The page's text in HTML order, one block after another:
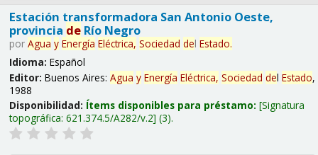
Estación transformadora San Antonio Oeste,
provincia deRío Negro
por Agua y Energía Eléctrica, Sociedad del Estado.
Idioma: Español
Editor: Buenos Aires: Agua y Energía Eléctrica, Sociedad del Estado,
1988
Disponibilidad: Ítems disponibles para préstamo: Signatura
topográfica: 621.374.5/A282/v.2 (3).